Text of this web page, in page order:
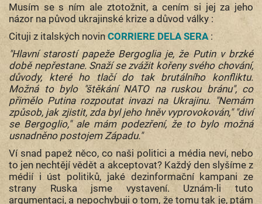
Musím se s ním ale ztotožnit, a cením si jej za jeho
názor na původ ukrajinské krize a důvod války :
Cituji z italských novinCORRIERE DELA SERA:
"Hlavní starostí papeže Bergoglia je, že Putin v brzké
době nepřestane. Snaží se zvážit kořeny svého chování,
důvody, které ho tlačí do tak brutálního konfliktu.
Možná to bylo "štěkání NATO na ruskou bránu", co
přimělo Putina rozpoutat invazi na Ukrajinu. "Nemám
způsob, jak zjistit, zda byl jeho hněv vyprovokován," "diví
se Bergoglio," ale mám podezření, že to bylo možná
usnadněno postojem Západu."
Ví snad papež něco, co naši politici a média neví, nebo
to jen nechtějí vědět a akceptovat? Každý den slyšíme z
médií i úst politiků, jaké dezinformační kampani ze
strany Ruska jsme vystavení. Uznám-li tuto
argumentaci, a nepochybuji o tom, že tomu tak je, ptám